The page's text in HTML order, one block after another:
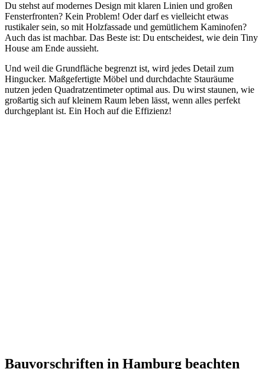
Du stehst auf modernes Design mit klaren Linien und großen
Fensterfronten? Kein Problem! Oder darf es vielleicht etwas
rustikaler sein, so mit Holzfassade und gemütlichem Kaminofen?
Auch das ist machbar. Das Beste ist: Du entscheidest, wie dein Tiny
House am Ende aussieht.
Und weil die Grundfläche begrenzt ist, wird jedes Detail zum
Hingucker. Maßgefertigte Möbel und durchdachte Stauräume
nutzen jeden Quadratzentimeter optimal aus. Du wirst staunen, wie
großartig sich auf kleinem Raum leben lässt, wenn alles perfekt
durchgeplant ist. Ein Hoch auf die Effizienz!
Bauvorschriften in Hamburg beachten